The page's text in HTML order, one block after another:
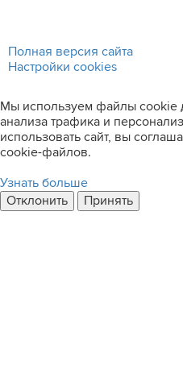
Полная версия сайта
Настройки cookies
Мы используем файлы cookie
анализа трафика и
использовать сайт, вы
cookie-файлов.
Узнать больше
Отклонить
Принять